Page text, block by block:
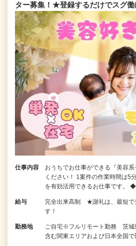
ター募集！★登録するだけでスグ
仕事内容
おうちでお仕事ができる『美容
ください！ 1案件の作業時間は5
を有効活用できるお仕事です。
給与
完全出来高制 ★謝礼は、最短で
す！
勤務地
ご自宅※フルリモート勤務 茨城
含む関東エリアおよび日本全国